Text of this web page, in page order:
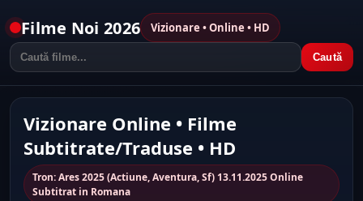
Filme Noi 2026 Vizionare • Online • HD
Caută
Vizionare Online • Filme
Subtitrate/Traduse • HD
Tron: Ares 2025 (Actiune, Aventura, Sf) 13.11.2025 Online
Subtitrat in Romana